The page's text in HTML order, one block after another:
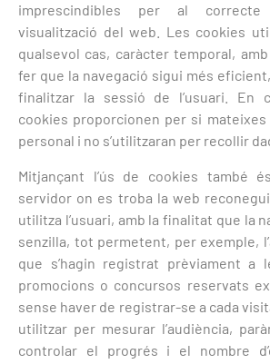
imprescindibles per al
visualització del web. Les cookies
qualsevol cas, caràcter temporal,
fer que la navegació sigui més
finalitzar la sessió de l’usuari. En
cookies proporcionen per si
personal i no s’utilitzaran per recollir
Mitjançant l’ús de cookies també
servidor on es troba la web
utilitza l’usuari, amb la finalitat que la
senzilla, tot permetent, per exemple,
que s’hagin registrat prèviament a
promocions o concursos reservats
sense haver de registrar-se a cada
utilitzar per mesurar l’audiència,
controlar el progrés i el nombre